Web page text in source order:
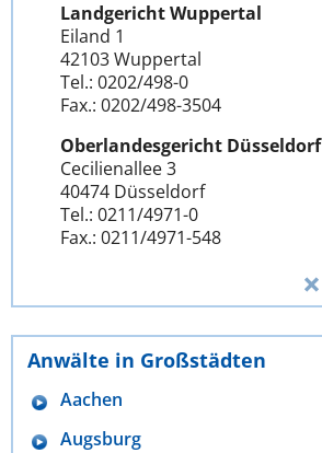
Landgericht Wuppertal
Eiland 1
42103 Wuppertal
Tel.: 0202/498-0
Fax.: 0202/498-3504
Oberlandesgericht Düsseldorf
Cecilienallee 3
40474 Düsseldorf
Tel.: 0211/4971-0
Fax.: 0211/4971-548
Anwälte in Großstädten
Aachen
Augsburg